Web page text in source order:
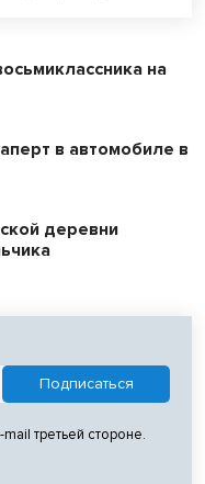
на
в автомобиле в
деревни
третьей стороне.